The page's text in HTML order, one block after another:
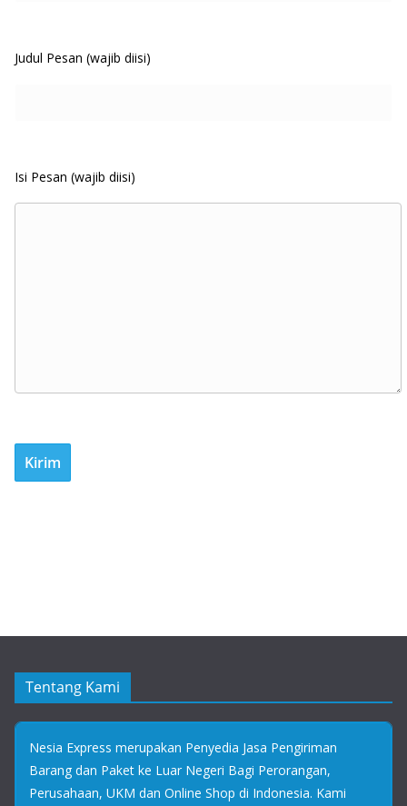
Judul Pesan (wajib diisi)
Isi Pesan (wajib diisi)
Tentang Kami
Nesia Express merupakan Penyedia Jasa Pengiriman
Barang dan Paket ke Luar Negeri Bagi Perorangan,
Perusahaan, UKM dan Online Shop di Indonesia. Kami